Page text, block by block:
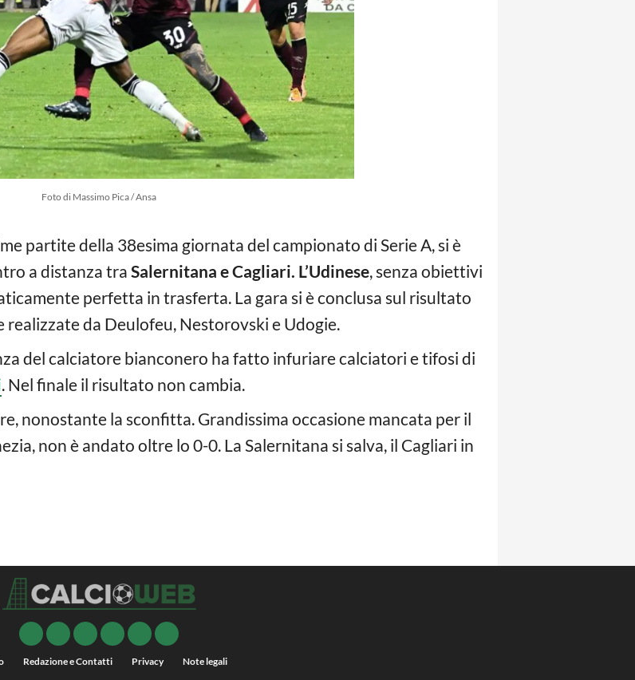
Foto di Massimo Pica / Ansa
partite della 38esima giornata del campionato di Serie A, si è
a distanza tra Salernitana e Cagliari. L’Udinese, senza obiettivi
perfetta in trasferta. La gara si è conclusa sul risultato
da Deulofeu, Nestorovski e Udogie.
del calciatore bianconero ha fatto infuriare calciatori e tifosi di
. Nel finale il risultato non cambia.
nonostante la sconfitta. Grandissima occasione mancata per il
non è andato oltre lo 0-0. La Salernitana si salva, il Cagliari in
Redazione e Contatti Privacy Note legali